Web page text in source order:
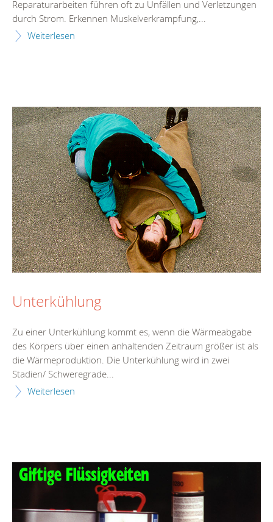
Reparaturarbeiten führen oft zu Unfällen und Verletzungen
durch Strom. Erkennen Muskelverkrampfung,...
Weiterlesen
Unterkühlung
Zu einer Unterkühlung kommt es, wenn die Wärmeabgabe
des Körpers über einen anhaltenden Zeitraum größer ist als
die Wärmeproduktion. Die Unterkühlung wird in zwei
Stadien/ Schweregrade...
Weiterlesen